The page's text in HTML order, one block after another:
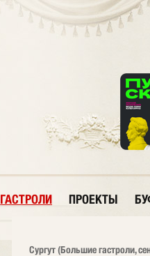
ГАСТРОЛИ ПРОЕКТЫ
Сургут (Большие гастроли,